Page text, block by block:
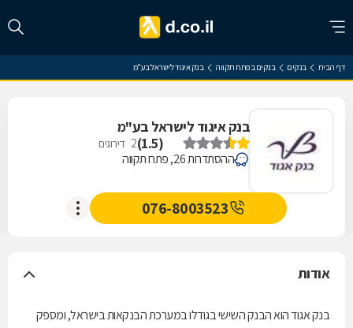
דף הבית בנקים בנקים בפתח תקווה בנק איגוד לישראל בע"מ
בנק איגוד לישראל בע"מ
(
1.5
)
2 דירוגים
ההסתדרות 26, פתח תקווה
076-8003523
אודות
בנק אגוד הוא הבנק השישי בגודלו במערכת הבנקאות בישראל, ומספק